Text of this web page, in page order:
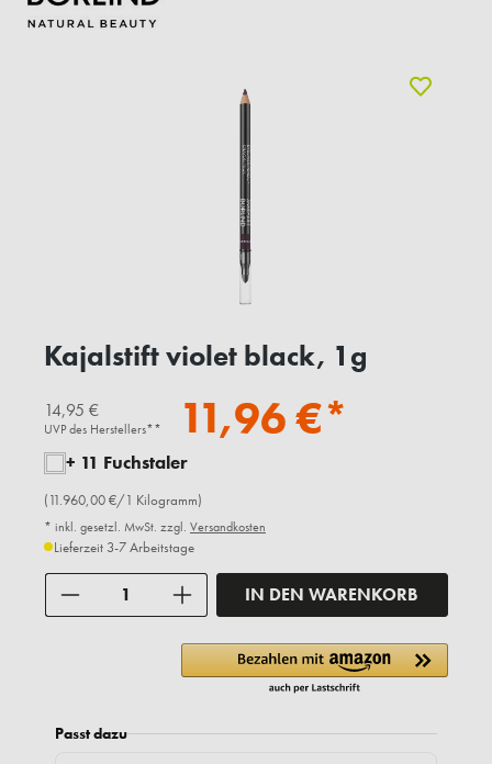
Kajalstift violet black, 1g
14,95 €
UVP des Herstellers** 11,96 €*
+ 11 Fuchstaler
(11.960,00 €/1 Kilogramm)
* inkl. gesetzl. MwSt. zzgl. Versandkosten
Lieferzeit 3-7 Arbeitstage
IN DEN WARENKORB
Passt dazu